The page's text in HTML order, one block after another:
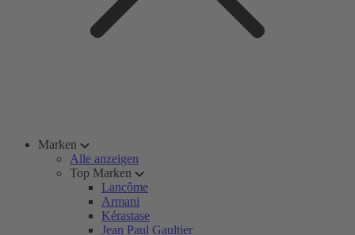
Marken
Alle anzeigen
Top Marken
Lancôme
Armani
Kérastase
Jean Paul Gaultier